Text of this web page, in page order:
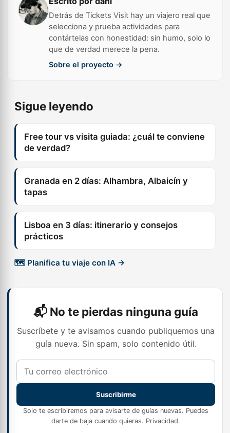
Detrás de Tickets Visit hay un viajero real que
selecciona y prueba actividades para
contártelas con honestidad: sin humo, solo lo
que de verdad merece la pena.
Sobre el proyecto →
Sigue leyendo
Free tour vs visita guiada: ¿cuál te conviene
de verdad?
Granada en 2 días: Alhambra, Albaicín y
tapas
Lisboa en 3 días: itinerario y consejos
prácticos
🗺️ Planifica tu viaje con IA →
📬 No te pierdas ninguna guía
Suscríbete y te avisamos cuando publiquemos una
guía nueva. Sin spam, solo contenido útil.
Suscribirme
Solo te escribiremos para avisarte de guías nuevas. Puedes
darte de baja cuando quieras. Privacidad.